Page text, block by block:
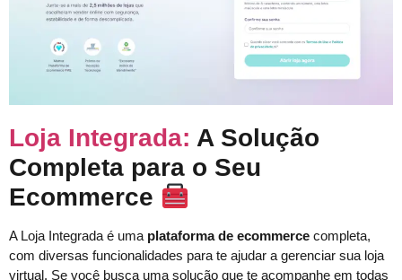
Loja Integrada: A Solução
Completa para o Seu
Ecommerce
A Loja Integrada é uma plataforma de ecommerce completa,
com diversas funcionalidades para te ajudar a gerenciar sua loja
virtual. Se você busca uma solução que te acompanhe em todas